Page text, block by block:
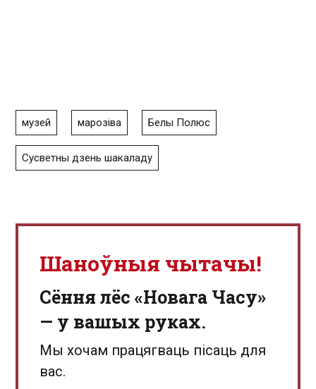
музей марозіва Белы Полюс
Сусветны дзень шакаладу
Шаноўныя чытачы!
Сёння лёс «Новага Часу»
— у вашых руках.
Мы хочам працягваць пісаць для
вас.